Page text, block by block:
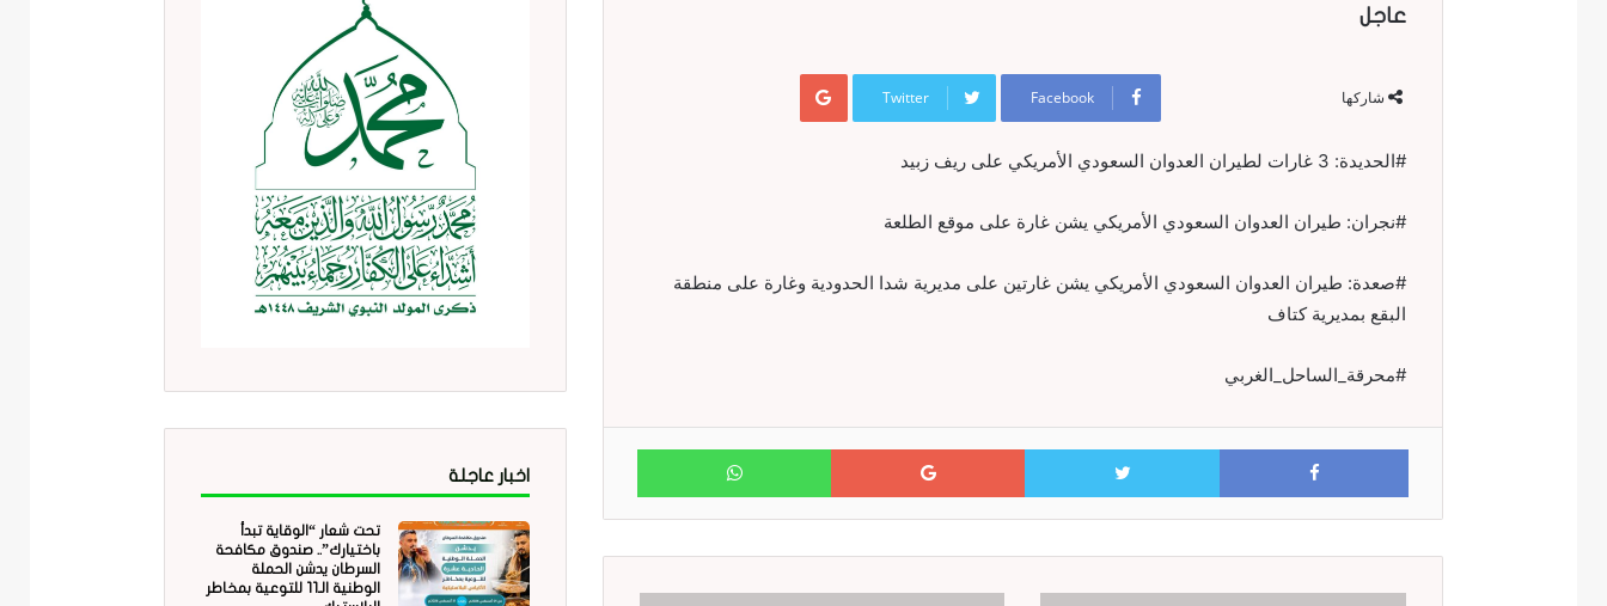
عاجل
شاركها Facebook
Twitter
Google+
#الحديدة: 3 غارات لطيران العدوان السعودي الأمريكي على ريف زبيد
#نجران: طيران العدوان السعودي الأمريكي يشن غارة على موقع الطلعة
#صعدة: طيران العدوان السعودي الأمريكي يشن غارتين على مديرية شدا الحدودية وغارة على منطقة
البقع بمديرية كتاف
#محرقة_الساحل_الغربي
Facebook
Twitter
Google+
WhatsApp
اخبار عاجلة
تحت شعار “الوقاية تبدأ
باختيارك”.. صندوق مكافحة
السرطان يدشن الحملة
الوطنية الـ11 للتوعية بمخاطر